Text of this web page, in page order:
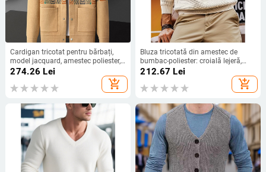
Cardigan tricotat pentru bărbați,
model jacquard, amestec poliester,
mâneci lungi, stil urban
274.26 Lei
add_shopping_cart
Bluza tricotată din amestec de
bumbac-poliester: croială lejeră,
guler rotund, mâneci lungi,
212.67 Lei
add_shopping_cart